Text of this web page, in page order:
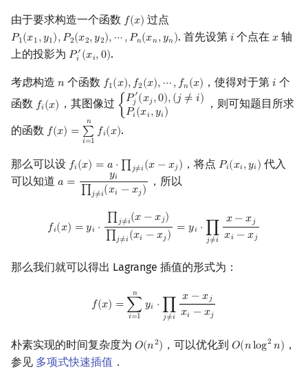
由于要求构造一个函数 𝑓(𝑥)
f(x) 过点
𝑃1(𝑥1,𝑦1),𝑃2(𝑥2,𝑦2), ⋯,𝑃𝑛(𝑥𝑛,𝑦𝑛)
P1(x1,y1),P2(x2,y2),⋯, Pn(xn,yn) . 首先设第 𝑖
i 个点在𝑥
x 轴
上的投影为 𝑃 ′
𝑖 (𝑥𝑖,0)
Pi′ (xi,0) .
考虑构造 𝑛
n 个函数 𝑓1(𝑥),𝑓2(𝑥), ⋯,𝑓𝑛(𝑥)
f1(x),f2(x),⋯ ,fn ( x) ，使得对于第𝑖
i 个
函数 𝑓𝑖(𝑥)
f(x) ，其图像过 { 𝑃 ′
𝑗 (𝑥𝑗,0),(𝑗 ≠ 𝑖)
𝑃𝑖(𝑥𝑖,𝑦𝑖)
{P j′(xj 0) j≠ i)P i ,y i)，则可知题目所求
的函数 𝑓(𝑥) =
𝑛
∑
𝑖=1
𝑓𝑖(𝑥)
f(x)= ∑i= 1n f(x) .
那么可以设 𝑓𝑖(𝑥) = 𝑎 ⋅ ∏𝑗≠𝑖(𝑥 −𝑥𝑗)
f(x)= a⋅∏j≠i (x−xj) ，将点 𝑃𝑖(𝑥𝑖,𝑦𝑖)
Pi(xi,yi)
代入
可以知道 𝑎 = 𝑦𝑖
∏𝑗≠𝑖(𝑥𝑖 −𝑥𝑗)
a =y ∏j≠i(xi−xj) ，所以
𝑓𝑖(𝑥) = 𝑦𝑖 ⋅
∏𝑗≠𝑖(𝑥 −𝑥𝑗)
∏𝑗≠𝑖(𝑥𝑖 −𝑥𝑗) = 𝑦𝑖 ⋅ ∏
𝑗≠𝑖
𝑥−𝑥𝑗
𝑥𝑖 −𝑥𝑗
−xj)∏j ≠i( xi−x ≠ix xj xi−xj
那么我们就可以得出 Lagrange 插值的形式为：
𝑓(𝑥) =
𝑛
∑
𝑖=1
𝑦𝑖 ⋅ ∏
𝑗≠𝑖
𝑥 −𝑥𝑗
𝑥𝑖 −𝑥𝑗
f ( ) =1n j≠ix xj xi −xj
朴素实现的时间复杂度为 𝑂(𝑛2)
O(n2) ，可以优化到𝑂(𝑛log2 𝑛)
O(nlog2n)
，
参见 多项式快速插值 ．